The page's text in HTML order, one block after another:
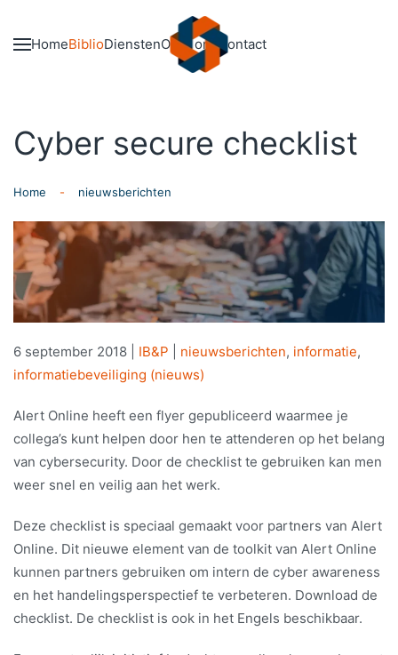
Skip to main content
HomeBiblioDienstenOver onsContact
Cyber secure checklist
Home nieuwsberichten
6 september 2018 IB&P nieuwsberichten, informatie,
informatiebeveiliging (nieuws)
Alert Online heeft een flyer gepubliceerd waarmee je
collega’s kunt helpen door hen te attenderen op het belang
van cybersecurity. Door de checklist te gebruiken kan men
weer snel en veilig aan het werk.
Deze checklist is speciaal gemaakt voor partners van Alert
Online. Dit nieuwe element van de toolkit van Alert Online
kunnen partners gebruiken om intern de cyber awareness
en het handelingsperspectief te verbeteren. Download de
checklist. De checklist is ook in het Engels beschikbaar.